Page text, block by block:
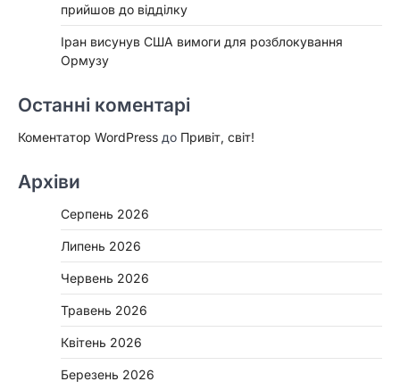
прийшов до відділку
Іран висунув США вимоги для розблокування
Ормузу
Останні коментарі
Коментатор WordPress до Привіт, світ!
Архіви
Серпень 2026
Липень 2026
Червень 2026
Травень 2026
Квітень 2026
Березень 2026